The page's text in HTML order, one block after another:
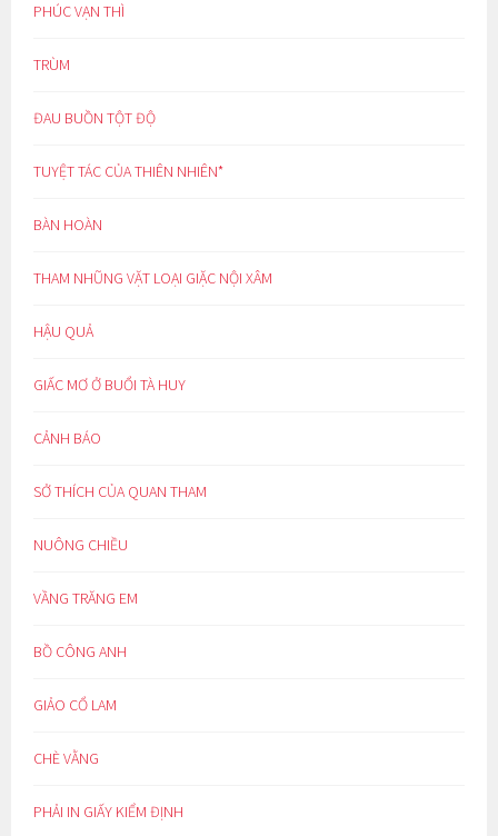
PHÚC VẠN THÌ
TRÙM
ĐAU BUỒN TỘT ĐỘ
TUYỆT TÁC CỦA THIÊN NHIÊN*
BÀN HOÀN
THAM NHŨNG VẶT LOẠI GIẶC NỘI XÂM
HẬU QUẢ
GIẤC MƠ Ở BUỔI TÀ HUY
CẢNH BÁO
SỞ THÍCH CỦA QUAN THAM
NUÔNG CHIỀU
VẦNG TRĂNG EM
BỒ CÔNG ANH
GIẢO CỔ LAM
CHÈ VẰNG
PHẢI IN GIẤY KIỂM ĐỊNH